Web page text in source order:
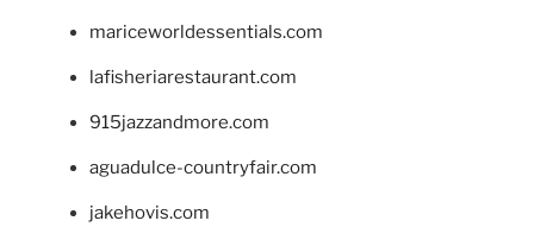
mariceworldessentials.com
lafisheriarestaurant.com
915jazzandmore.com
aguadulce-countryfair.com
jakehovis.com